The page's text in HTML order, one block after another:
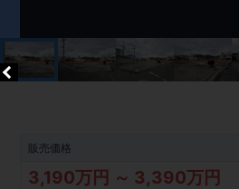
販売価格
3,190万円 ～ 3,390万円